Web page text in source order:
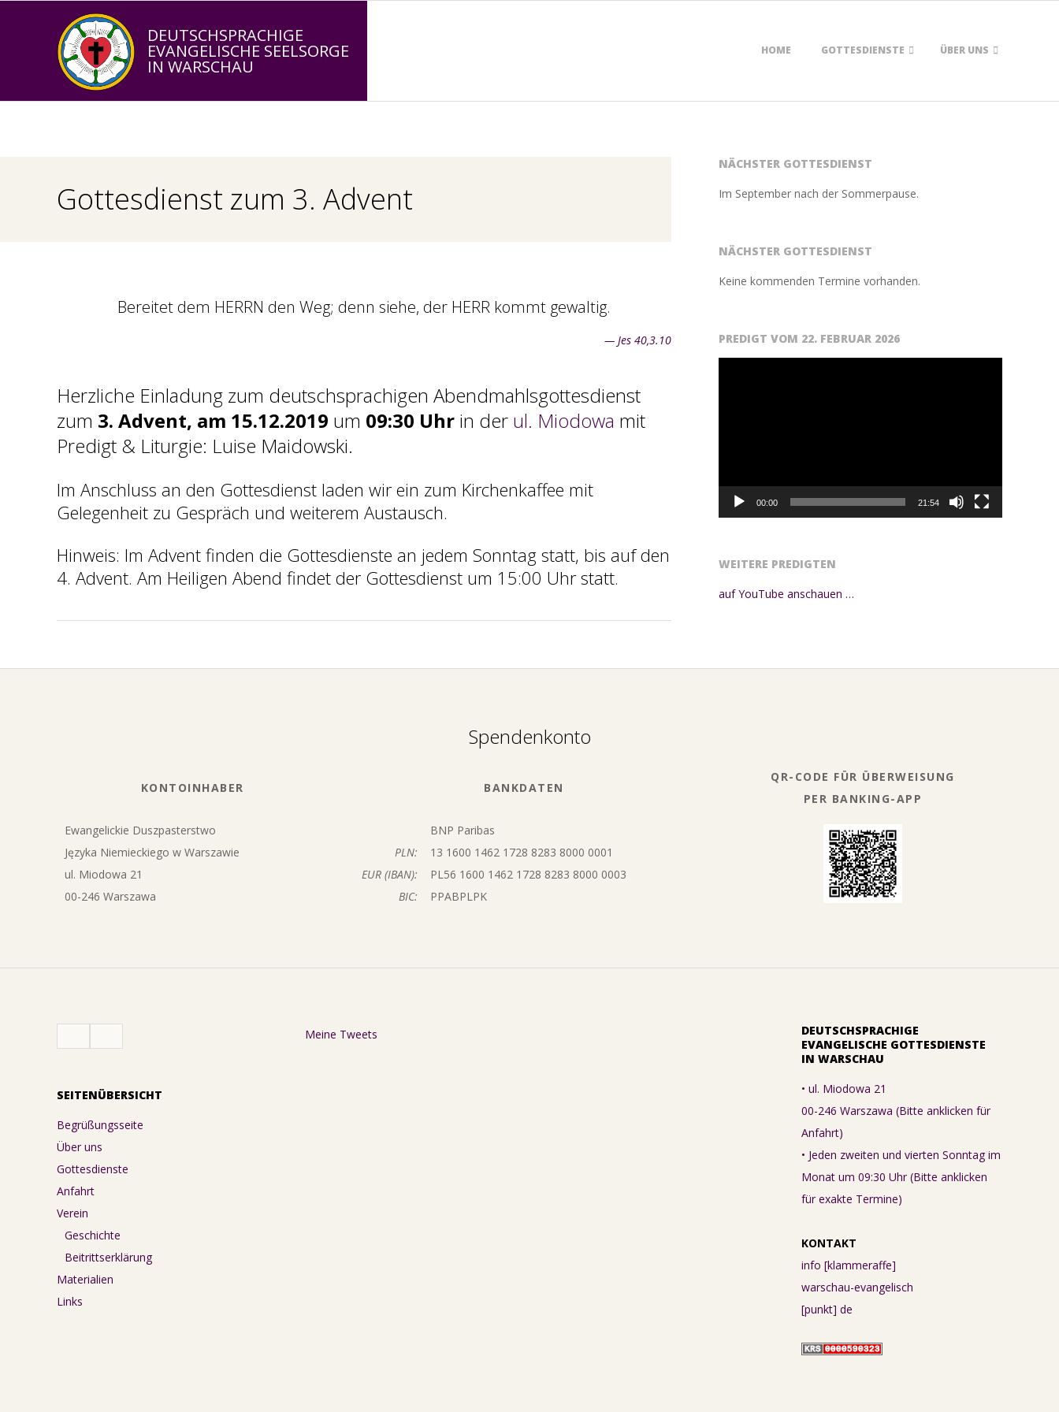
DEUTSCHSPRACHIGE
EVANGELISCHE SEELSORGE
IN WARSCHAU
HOME GOTTESDIENSTE ÜBER UNS
Gottesdienst zum 3. Advent
Bereitet dem HERRN den Weg; denn siehe, der HERR kommt gewaltig.
— Jes 40,3.10
Herzliche Einladung zum deutschsprachigen Abendmahlsgottesdienst
zum 3. Advent, am 15.12.2019 um 09:30 Uhr in der ul. Miodowa mit
Predigt & Liturgie: Luise Maidowski.
Im Anschluss an den Gottesdienst laden wir ein zum Kirchenkaffee mit
Gelegenheit zu Gespräch und weiterem Austausch.
Hinweis: Im Advent finden die Gottesdienste an jedem Sonntag statt, bis auf den
4. Advent. Am Heiligen Abend findet der Gottesdienst um 15:00 Uhr statt.
NÄCHSTER GOTTESDIENST
Im September nach der Sommerpause.
NÄCHSTER GOTTESDIENST
Keine kommenden Termine vorhanden.
PREDIGT VOM 22. FEBRUAR 2026
00:00 21:54
WEITERE PREDIGTEN
auf YouTube anschauen …
Spendenkonto
KONTOINHABER BANKDATEN
QR-CODE FÜR ÜBERWEISUNG
PER BANKING-APP
Ewangelickie Duszpasterstwo
Języka Niemieckiego w Warszawie
ul. Miodowa 21
00-246 Warszawa
PLN:
EUR (IBAN):
BIC:
BNP Paribas
13 1600 1462 1728 8283 8000 0001
PL56 1600 1462 1728 8283 8000 0003
PPABPLPK
SEITENÜBERSICHT
Begrüßungsseite
Über uns
Gottesdienste
Anfahrt
Verein
Geschichte
Beitrittserklärung
Materialien
Links
Meine Tweets
DEUTSCHSPRACHIGE
EVANGELISCHE GOTTESDIENSTE
IN WARSCHAU
• ul. Miodowa 21
00-246 Warszawa (Bitte anklicken für
Anfahrt)
• Jeden zweiten und vierten Sonntag im
Monat um 09:30 Uhr (Bitte anklicken
für exakte Termine)
KONTAKT
info [klammeraffe]
warschau-evangelisch
[punkt] de